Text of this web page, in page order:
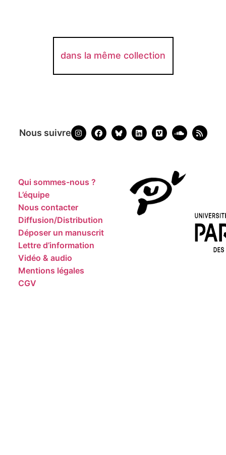
dans la même collection
Nous suivre
Qui sommes-nous ?
L’équipe
Nous contacter
Diffusion/Distribution
Déposer un manuscrit
Lettre d’information
Vidéo & audio
Mentions légales
CGV